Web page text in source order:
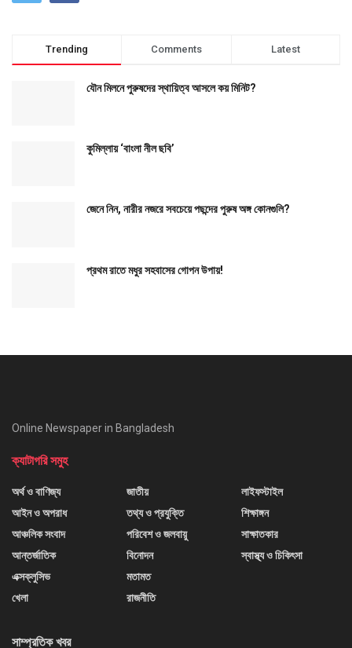
Trending Comments Latest
যৌন মিলনে পুরুষদের স্থায়িত্ব আসলে কয় মিনিট?
কুমিল্লায় ‘বাংলা নীল ছবি’
জেনে নিন, নারীর নজরে সবচেয়ে পছন্দের পুরুষ অঙ্গ কোনগুলি?
প্রথম রাতে মধুর সহবাসের গোপন উপায়!
Online Newspaper in Bangladesh
ক্যাটাগরি সমুহ
অর্থ ও বাণিজ্য
আইন ও অপরাধ
আঞ্চলিক সংবাদ
আন্তর্জাতিক
এক্সক্লুসিভ
খেলা
জাতীয়
তথ্য ও প্রযুক্তি
পরিবেশ ও জলবায়ু
বিনোদন
মতামত
রাজনীতি
লাইফস্টাইল
শিক্ষাঙ্গন
সাক্ষাতকার
স্বাস্থ্য ও চিকিৎসা
সাম্প্রতিক খবর